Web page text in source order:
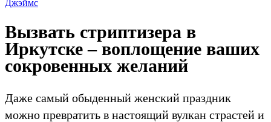
Джэймс
Вызвать стриптизера в
Иркутске – воплощение ваших
сокровенных желаний
Даже самый обыденный женский праздник
можно превратить в настоящий вулкан страстей и